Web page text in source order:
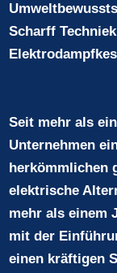
Scharff
Seit mehr als
Unternehmen
herkömmlichen
elektrische
mehr als einem
mit der
einen kräftigen